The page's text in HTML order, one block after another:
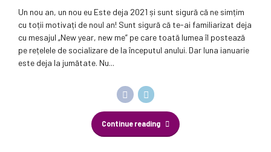
Un nou an, un nou eu Este deja 2021 și sunt sigură că ne simțim
cu toții motivați de noul an! Sunt sigură că te-ai familiarizat deja
cu mesajul „New year, new me” pe care toată lumea îl postează
pe rețelele de socializare de la începutul anului. Dar luna ianuarie
este deja la jumătate. Nu...
Continue reading